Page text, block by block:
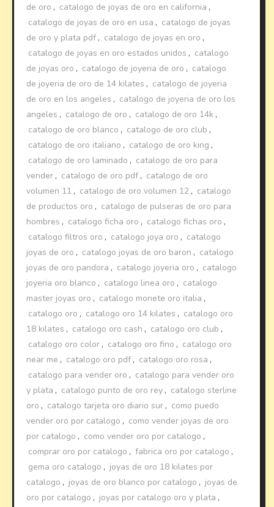
de oro , catalogo de joyas de oro en california ,
catalogo de joyas de oro en usa , catalogo de joyas
de oro y plata pdf , catalogo de joyas en oro ,
catalogo de joyas en oro estados unidos , catalogo
de joyas oro , catalogo de joyeria de oro , catalogo
de joyeria de oro de 14 kilates , catalogo de joyeria
de oro en los angeles , catalogo de joyeria de oro los
angeles , catalogo de oro , catalogo de oro 14k ,
catalogo de oro blanco , catalogo de oro club ,
catalogo de oro italiano , catalogo de oro king ,
catalogo de oro laminado , catalogo de oro para
vender , catalogo de oro pdf , catalogo de oro
volumen 11 , catalogo de oro volumen 12 , catalogo
de productos oro , catalogo de pulseras de oro para
hombres , catalogo ficha oro , catalogo fichas oro ,
catalogo filtros oro , catalogo joya oro , catalogo
joyas de oro , catalogo joyas de oro baron , catalogo
joyas de oro pandora , catalogo joyeria oro , catalogo
joyeria oro blanco , catalogo linea oro , catalogo
master joyas oro , catalogo monete oro italia ,
catalogo oro , catalogo oro 14 kilates , catalogo oro
18 kilates , catalogo oro cash , catalogo oro club ,
catalogo oro color , catalogo oro fino , catalogo oro
near me , catalogo oro pdf , catalogo oro rosa ,
catalogo para vender oro , catalogo para vender oro
y plata , catalogo punto de oro rey , catalogo sterline
oro , catalogo tarjeta oro diario sur , como puedo
vender oro por catalogo , como vender joyas de oro
por catalogo , como vender oro por catalogo ,
comprar oro por catalogo , fabrica oro por catalogo ,
gema oro catalogo , joyas de oro 18 kilates por
catalogo , joyas de oro blanco por catalogo , joyas de
oro por catalogo , joyas por catalogo oro y plata ,